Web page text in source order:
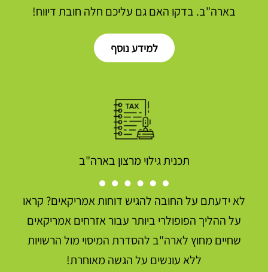
בארה"ב. בדקו האם גם עליכם חלה חובת דיווח!
למידע נוסף
תכנית גילוי מרצון בארה"ב
לא ידעתם על החובה להגיש דוחות אמריקאים? קראו
על ההליך הפופולרי ביותר עבור אזרחים אמריקאים
שחיים מחוץ לארה"ב להסדרת המיסוי מול הרשויות
ללא עונשים על הגשה מאוחרת!